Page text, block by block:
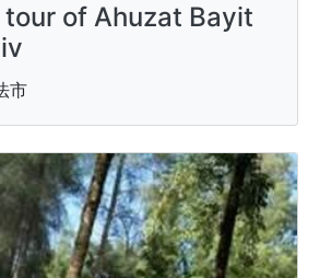
of Ahuzat Bayit
市